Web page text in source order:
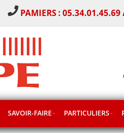
PAMIERS : 05.34.01.45.69
SAVOIR-FAIRE PARTICULIERS